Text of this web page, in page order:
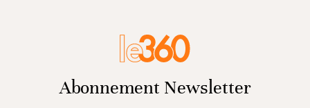
Abonnement Newsletter